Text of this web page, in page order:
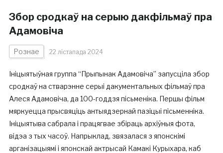
Збор сродкаў на серыю дакфільмаў пра
Адамовіча
Рознае 22 лістапада 2024
Ініцыятыўная группа “Прыпынак Адамовіча” запусціла збор
сродкаў на стварэнне серыі дакументальных фільмаў пра
Алеся Адамовіча, да 100-годдзя пісьменіка. Першы фільм
мяркуецца прысвяціць антыядзернай пазіцыі пісьменніка.
Ініцыятыва сабрала і працягвае збіраць архіўныя фота,
відэа з тых часоў. Напрыклад, звязалася з японскімі
арганізацыямі і японскай актрысай Камакі Курыхара, каб